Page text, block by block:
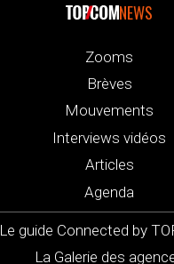
NEWS
Zooms
Brèves
Mouvements
Interviews vidéos
Articles
Agenda
Le guide Connected by
La Galerie des